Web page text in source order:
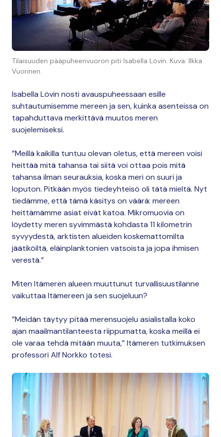
Tilaisuuden pääpuheenvuoron piti Isabella Lövin. Kuva: Ilkka
Vuorinen
Isabella Lövin nosti avauspuheessaan esille
suhtautumisemme mereen ja sen, kuinka asenteissa on
tapahduttava merkittävä muutos meren
suojelemiseksi.
”Meillä kaikilla tuntuu olevan oletus, että mereen voisi
heittää mitä tahansa tai siitä voi ottaa pois mitä
tahansa ilman seurauksia, koska meri on suuri ja
loputon. Pitkään myös tiedeyhteisö oli tätä mieltä. Nyt
tiedämme, että tämä käsitys on väärä: mereen
heittämämme asiat eivät katoa. Mikromuovia on
löydetty meren syvimmästä kohdasta 11 kilometrin
syvyydestä, arktisten alueiden koskemattomilta
jäätiköiltä, eläinplanktonien vatsoista ja jopa ihmisen
verestä.”
Miten Itämeren alueen muuttunut turvallisuustilanne
vaikuttaa Itämereen ja sen suojeluun?
”Meidän täytyy pitää merensuojelu asialistalla koko
ajan maailmantilanteesta riippumatta, koska meillä ei
ole varaa tehdä mitään muuta,” Itämeren tutkimuksen
professori Alf Norkko totesi.